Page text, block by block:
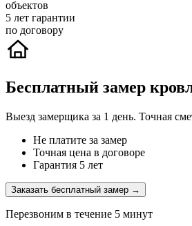
объектов
5 лет гарантии
по договору
Бесплатный замер
Выезд замерщика за 1 день. Точная
Не платите за замер
Точная цена в договоре
Гарантия 5 лет
Заказать бесплатный замер →
Перезвоним в течение 5 минут